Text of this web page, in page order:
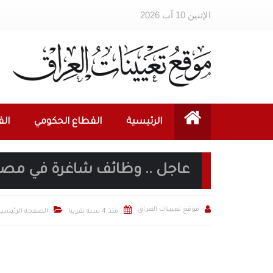
الإثنين 10 آب 2026
الرئيسية القطاع الحكومي
عاجل .. وظائف شاغرة في
 موقع تعيينات العراق  منذ 4 سنة تقريبا  الصفحة